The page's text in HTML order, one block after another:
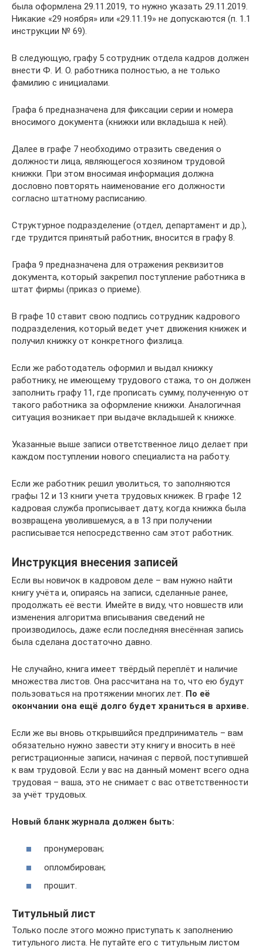
была оформлена 29.11.2019, то нужно указать 29.11.2019.
Никакие «29 ноября» или «29.11.19» не допускаются (п. 1.1
инструкции № 69).
В следующую, графу 5 сотрудник отдела кадров должен
внести Ф. И. О. работника полностью, а не только
фамилию с инициалами.
Графа 6 предназначена для фиксации серии и номера
вносимого документа (книжки или вкладыша к ней).
Далее в графе 7 необходимо отразить сведения о
должности лица, являющегося хозяином трудовой
книжки. При этом вносимая информация должна
дословно повторять наименование его должности
согласно штатному расписанию.
Структурное подразделение (отдел, департамент и др.),
где трудится принятый работник, вносится в графу 8.
Графа 9 предназначена для отражения реквизитов
документа, который закрепил поступление работника в
штат фирмы (приказ о приеме).
В графе 10 ставит свою подпись сотрудник кадрового
подразделения, который ведет учет движения книжек и
получил книжку от конкретного физлица.
Если же работодатель оформил и выдал книжку
работнику, не имеющему трудового стажа, то он должен
заполнить графу 11, где прописать сумму, полученную от
такого работника за оформление книжки. Аналогичная
ситуация возникает при выдаче вкладышей к книжке.
Указанные выше записи ответственное лицо делает при
каждом поступлении нового специалиста на работу.
Если же работник решил уволиться, то заполняются
графы 12 и 13 книги учета трудовых книжек. В графе 12
кадровая служба прописывает дату, когда книжка была
возвращена уволившемуся, а в 13 при получении
расписывается непосредственно сам этот работник.
Инструкция внесения записей
Если вы новичок в кадровом деле – вам нужно найти
книгу учёта и, опираясь на записи, сделанные ранее,
продолжать её вести. Имейте в виду, что новшеств или
изменения алгоритма вписывания сведений не
производилось, даже если последняя внесённая запись
была сделана достаточно давно.
Не случайно, книга имеет твёрдый переплёт и наличие
множества листов. Она рассчитана на то, что ею будут
пользоваться на протяжении многих лет. По её
окончании она ещё долго будет храниться в архиве.
Если же вы вновь открывшийся предприниматель – вам
обязательно нужно завести эту книгу и вносить в неё
регистрационные записи, начиная с первой, поступившей
к вам трудовой. Если у вас на данный момент всего одна
трудовая – ваша, это не снимает с вас ответственности
за учёт трудовых.
Новый бланк журнала должен быть:
пронумерован;
опломбирован;
прошит.
Титульный лист
Только после этого можно приступать к заполнению
титульного листа. Не путайте его с титульным листом